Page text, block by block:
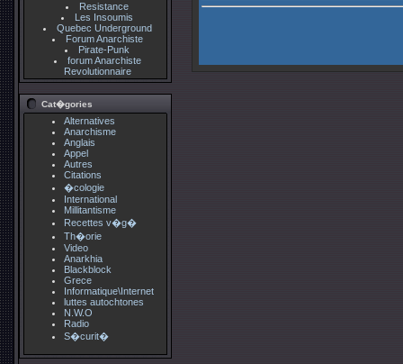
Resistance
Les Insoumis
Quebec Underground
Forum Anarchiste
Pirate-Punk
forum Anarchiste
Revolutionnaire
Cat�gories
Alternatives
Anarchisme
Anglais
Appel
Autres
Citations
�cologie
International
Millitantisme
Recettes v�g�
Th�orie
Video
Anarkhia
Blackblock
Grece
Informatique\Internet
luttes autochtones
N.W.O
Radio
S�curit�